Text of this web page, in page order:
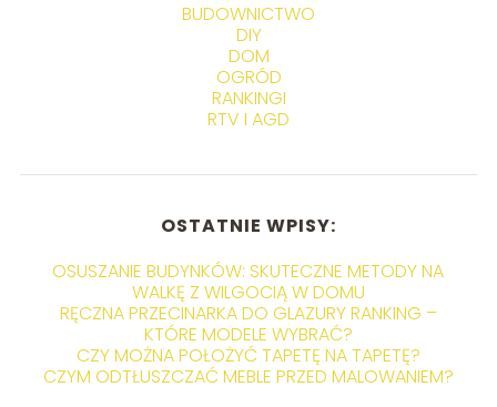
BUDOWNICTWO
DIY
DOM
OGRÓD
RANKINGI
RTV I AGD
OSTATNIE WPISY:
OSUSZANIE BUDYNKÓW: SKUTECZNE METODY NA
WALKĘ Z WILGOCIĄ W DOMU
RĘCZNA PRZECINARKA DO GLAZURY RANKING –
KTÓRE MODELE WYBRAĆ?
CZY MOŻNA POŁOŻYĆ TAPETĘ NA TAPETĘ?
CZYM ODTŁUSZCZAĆ MEBLE PRZED MALOWANIEM?